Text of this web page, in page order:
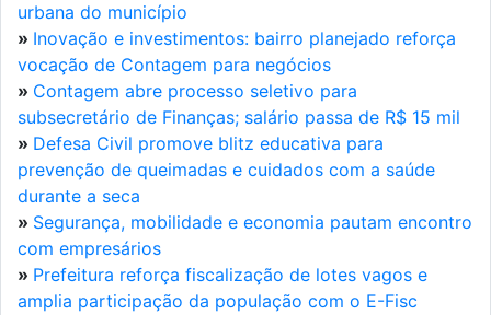
urbana do município
» Inovação e investimentos: bairro planejado reforça
vocação de Contagem para negócios
» Contagem abre processo seletivo para
subsecretário de Finanças; salário passa de R$ 15 mil
» Defesa Civil promove blitz educativa para
prevenção de queimadas e cuidados com a saúde
durante a seca
» Segurança, mobilidade e economia pautam encontro
com empresários
» Prefeitura reforça fiscalização de lotes vagos e
amplia participação da população com o E-Fisc